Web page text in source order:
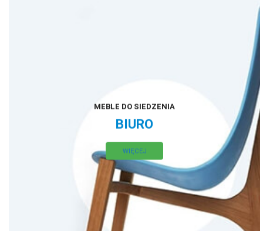
MEBLE DO SIEDZENIA
BIURO
WIĘCEJ